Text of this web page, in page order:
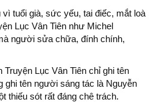
tuổi già, sức yếu, tai điếc, mắt loà
Lục Vân Tiên như Michel
người sửa chữa, đính chính,
Lục Vân Tiên chỉ ghi tên
ghi tên người sáng tác là Nguyễn
thiếu sót rất đáng chê trách.